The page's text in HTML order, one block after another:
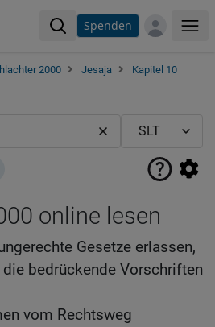
Spenden
2000 Jesaja
Kapitel 10
online lesen
Gesetze erlassen,
die bedrückende Vorschriften
vom Rechtsweg